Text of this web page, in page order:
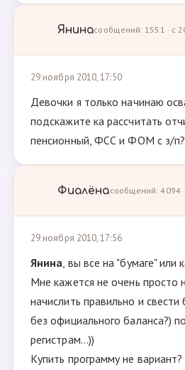
Янинасообщений: 1551 · с
29 ноября 2010, 17:50
Девочки я только начинаю
подскажите ка рассчитать
пенсионный, ФСС и ФОМ с з/
Фиалёнасообщений: 4094
29 ноября 2010, 17:56
Янина, вы все на "бумаге" или
Мне кажется не очень просто
начислить правильно и
без официального баланса?)
регистрам...))
Купить программу не